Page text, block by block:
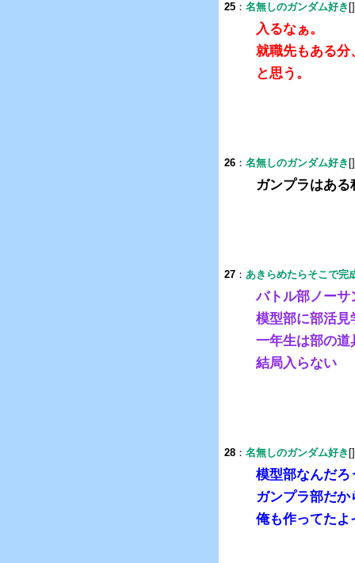
25 ： 名無しのガンダム好き
入るなぁ。
就職先もある分
と思う。
26 ： 名無しのガンダム好き
ガンプラはあ
27 ： あきらめたらそこで完
バトル部ノーサ
模型部に部活見
一年生は部の道
結局入らない
28 ： 名無しのガンダム好き
模型部なんだ
ガンプラ部だ
俺も作ってたよ